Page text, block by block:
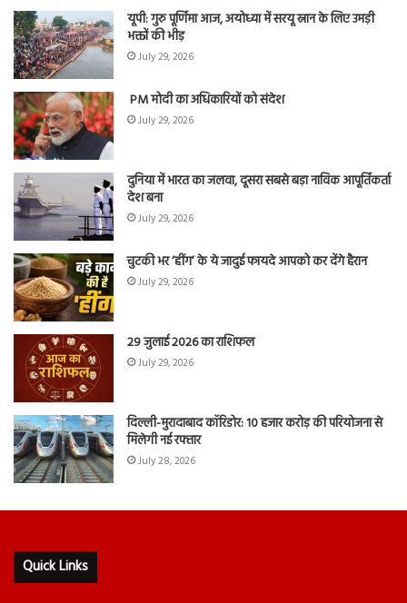
यूपी: गुरु पूर्णिमा आज, अयोध्या में सरयू स्नान के लिए उमड़ी
भक्तों की भीड़
July 29, 2026
PM मोदी का अधिकारियों को संदेश
July 29, 2026
दुनिया में भारत का जलवा, दूसरा सबसे बड़ा नाविक आपूर्तिकर्ता
देश बना
July 29, 2026
चुटकी भर ‘हींग’ के ये जादुई फायदे आपको कर देंगे हैरान
July 29, 2026
29 जुलाई 2026 का राशिफल
July 29, 2026
दिल्ली-मुरादाबाद कॉरिडोर: 10 हजार करोड़ की परियोजना से
मिलेगी नई रफ्तार
July 28, 2026
Quick Links